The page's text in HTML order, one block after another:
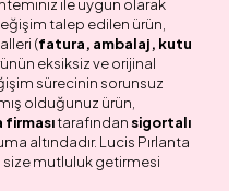
ile uygun olarak
talep edilen ürün,
(fatura, ambalaj, kutu
eksiksiz ve orijinal
sürecinin sorunsuz
olduğunuz ürün,
firmasıtarafından sigortalı
altındadır. Lucis Pırlanta
size mutluluk getirmesi